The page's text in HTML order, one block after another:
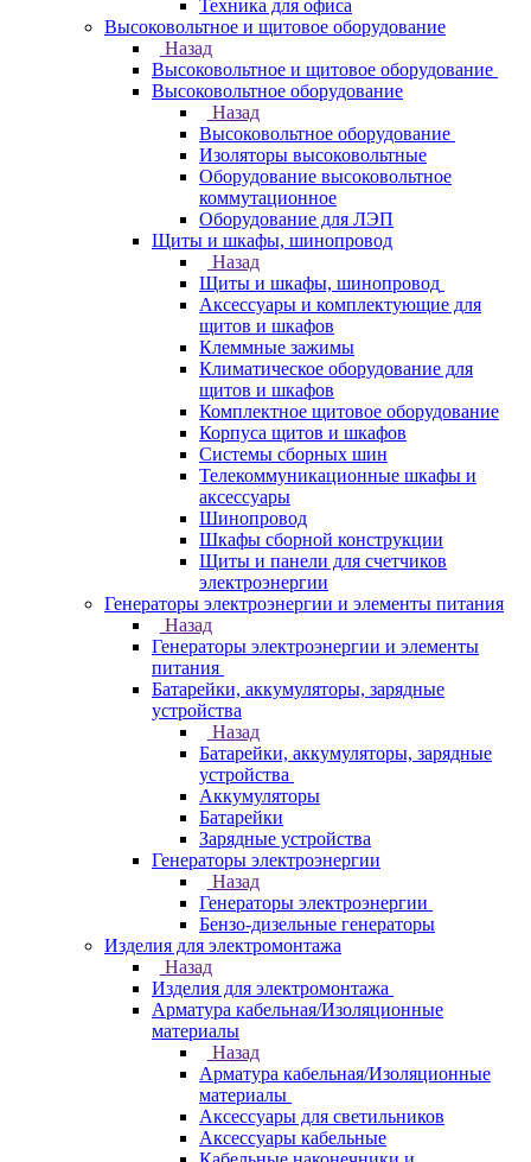
Техника для офиса
Высоковольтное и щитовое оборудование
Назад
Высоковольтное и щитовое оборудование
Высоковольтное оборудование
Назад
Высоковольтное оборудование
Изоляторы высоковольтные
Оборудование высоковольтное
коммутационное
Оборудование для ЛЭП
Щиты и шкафы, шинопровод
Назад
Щиты и шкафы, шинопровод
Аксессуары и комплектующие для
щитов и шкафов
Клеммные зажимы
Климатическое оборудование для
щитов и шкафов
Комплектное щитовое оборудование
Корпуса щитов и шкафов
Системы сборных шин
Телекоммуникационные шкафы и
аксессуары
Шинопровод
Шкафы сборной конструкции
Щиты и панели для счетчиков
электроэнергии
Генераторы электроэнергии и элементы питания
Назад
Генераторы электроэнергии и элементы
питания
Батарейки, аккумуляторы, зарядные
устройства
Назад
Батарейки, аккумуляторы, зарядные
устройства
Аккумуляторы
Батарейки
Зарядные устройства
Генераторы электроэнергии
Назад
Генераторы электроэнергии
Бензо-дизельные генераторы
Изделия для электромонтажа
Назад
Изделия для электромонтажа
Арматура кабельная/Изоляционные
материалы
Назад
Арматура кабельная/Изоляционные
материалы
Аксессуары для светильников
Аксессуары кабельные